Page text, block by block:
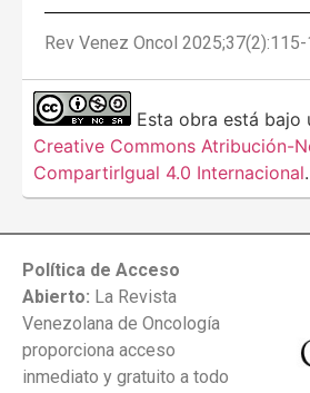
Rev Venez Oncol
Esta obra está bajo
Creative Commons Atribución-
CompartirIgual 4.0 Internacional.
Política de Acceso
Abierto: La Revista
Venezolana de Oncología
proporciona acceso
inmediato y gratuito a todo